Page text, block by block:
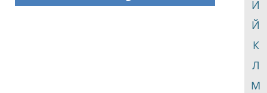
И
Й
К
Л
М